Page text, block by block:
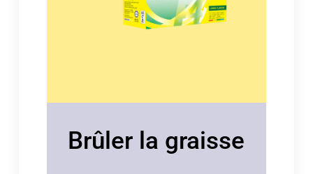
Brûler la graisse